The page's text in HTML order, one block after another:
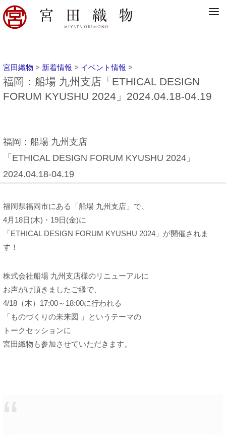
宮田織物 > 新着情報 > イベント情報 >
福岡：船場 九州支店「ETHICAL DESIGN
FORUM KYUSHU 2024」2024.04.18-04.19
福岡：船場 九州支店
「ETHICAL DESIGN FORUM KYUSHU 2024」
2024.04.18-04.19
福岡県福岡市にある「船場 九州支店」で、
4月18日(木)・19日(金)に
「ETHICAL DESIGN FORUM KYUSHU 2024」が開催されま
す！
株式会社船場 九州支店様のリニューアルに
お声がけ頂きましたご縁で、
4/18（木）17:00～18:00に行われる
「ものづくりの未来図 」というテーマの
トークセッションに
宮田織物も参加させていただきます。